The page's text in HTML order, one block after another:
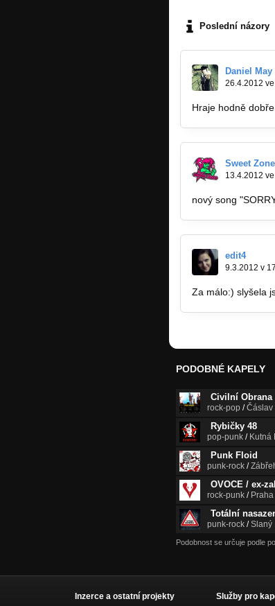
Poslední názory
Daniel May
26.4.2012
Hraje hodně
Sweet Zone
13.4.2012
nový song
edit4
9.3.2012 v
Za málo:) slyšela
PODOBNÉ KAPELY
Civilní Obrana
rock-pop /Čáslav
Rybičky 48
pop-punk / Kutná
Punk Floid
punk-rock /
OVOCE / ex-
rock-punk / Praha
Totální
punk-rock /Slaný
Podobnost se určuje podle
Inzerce a ostatní projekty Služby pro